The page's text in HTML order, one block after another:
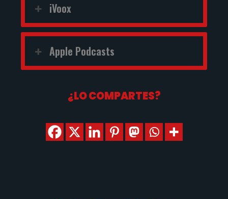
iVoox
Apple Podcasts
¿LO COMPARTES?